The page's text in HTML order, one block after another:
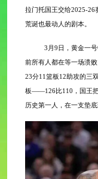
拉门托国王交给2025-26
荒诞也最动人的剧本。
3月9日，黄金一
前所有人都在等一场溃
23分11篮板12助攻的三
板——126比110，国王把
历史第一人，在一支垫底